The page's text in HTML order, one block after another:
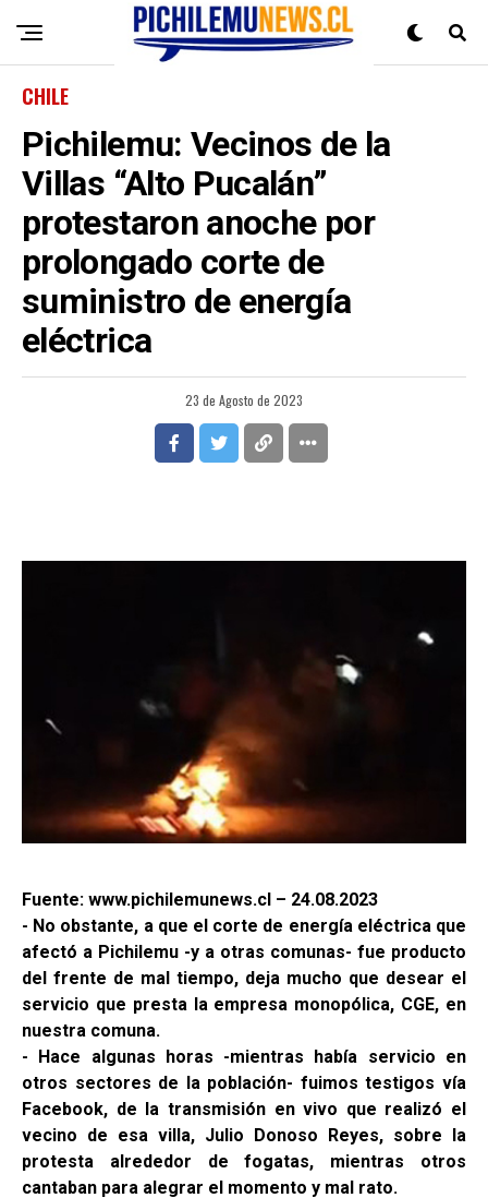
CHILE
Pichilemu: Vecinos de la
Villas “Alto Pucalán”
protestaron anoche por
prolongado corte de
suministro de energía
eléctrica
23 de Agosto de 2023
Fuente: www.pichilemunews.cl – 24.08.2023
- No obstante, a que el corte de energía eléctrica que
afectó a Pichilemu -y a otras comunas- fue producto
del frente de mal tiempo, deja mucho que desear el
servicio que presta la empresa monopólica, CGE, en
nuestra comuna.
- Hace algunas horas -mientras había servicio en
otros sectores de la población- fuimos testigos vía
Facebook, de la transmisión en vivo que realizó el
vecino de esa villa, Julio Donoso Reyes, sobre la
protesta alrededor de fogatas, mientras otros
cantaban para alegrar el momento y mal rato.